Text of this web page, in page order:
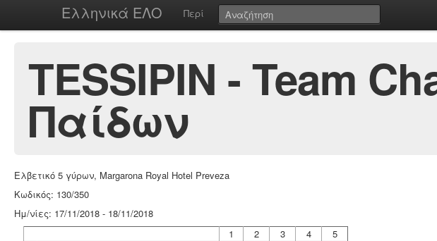
Ελληνικά ΕΛΟ Περί
TESSIPIN - Team
Παίδων
Ελβετικό 5 γύρων, Margarona Royal Hotel Preveza
Κωδικός: 130/350
Ημ/νίες: 17/11/2018 - 18/11/2018
1
2 3 4
5